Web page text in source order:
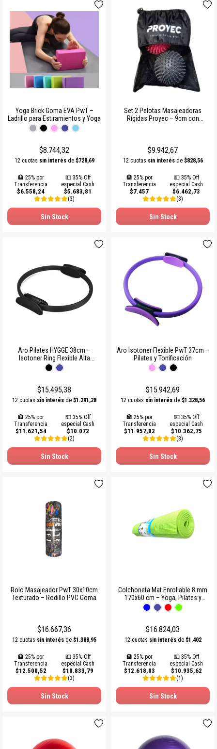
Yoga Brick Goma EVA PwT –
Ladrillo para Estiramientos y Yoga
$8.744,32
12 cuotas sin interésde $728,69
🏦 25% por
Transferencia
$6.558,24
💵 35% Off
especial Cash
$5.683,81
(3)
Sin Stock
Set 2 Pelotas Masajeadoras
Rígidas Proyec – 9cm con
$9.942,67
12 cuotas sin interésde $828,56
🏦 25% por
Transferencia
$7.457
💵 35% Off
especial Cash
$6.462,73
(3)
Sin Stock
Aro Pilates HYGGE 38cm –
Isotoner Ring Flexible Alta
Resistencia
$15.495,38
12 cuotas sin interés de $1.291,28
🏦 25% por
Transferencia
$11.621,54
💵 35% Off
especial Cash
$10.072
(2)
Sin Stock
Aro Isotoner Flexible PwT 37cm –
Pilates y Tonificación
$15.942,69
12 cuotas sin interés de $1.328,56
🏦 25% por
Transferencia
$11.957,02
💵 35% Off
especial Cash
$10.362,75
(3)
Sin Stock
Rolo Masajeador PwT 30x10cm
Texturado – Rodillo PVC Goma
$16.667,36
12 cuotas sin interés de $1.388,95
🏦 25% por
Transferencia
$12.500,52
💵 35% Off
especial Cash
$10.833,79
(3)
Sin Stock
Colchoneta Mat Enrollable 8 mm
170x60 cm – Yoga, Pilates y
Entrenamiento
$16.824,03
12 cuotas sin interésde $1.402
🏦 25% por
Transferencia
$12.618,03
💵 35% Off
especial Cash
$10.935,62
(1)
Sin Stock